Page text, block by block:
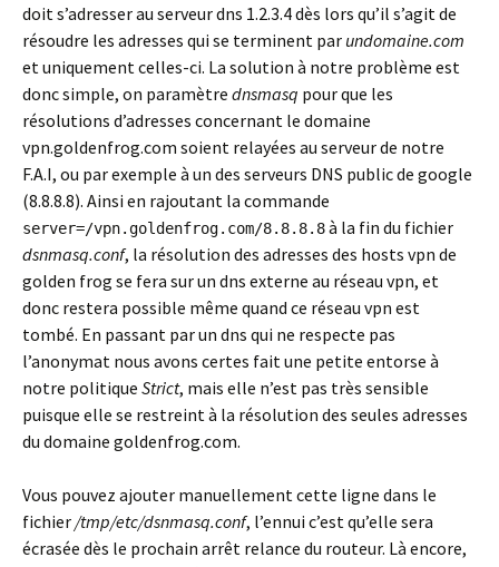
doit s’adresser au serveur dns 1.2.3.4 dès lors qu’il s’agit de
résoudre les adresses qui se terminent par undomaine.com
et uniquement celles-ci. La solution à notre problème est
donc simple, on paramètre dnsmasq pour que les
résolutions d’adresses concernant le domaine
vpn.goldenfrog.com soient relayées au serveur de notre
F.A.I, ou par exemple à un des serveurs DNS public de google
(8.8.8.8). Ainsi en rajoutant la commande
server=/vpn.goldenfrog.com/8.8.8.8à la fin du fichier
dsnmasq.conf, la résolution des adresses des hosts vpn de
golden frog se fera sur un dns externe au réseau vpn, et
donc restera possible même quand ce réseau vpn est
tombé. En passant par un dns qui ne respecte pas
l’anonymat nous avons certes fait une petite entorse à
notre politique Strict, mais elle n’est pas très sensible
puisque elle se restreint à la résolution des seules adresses
du domaine goldenfrog.com.
Vous pouvez ajouter manuellement cette ligne dans le
fichier /tmp/etc/dsnmasq.conf, l’ennui c’est qu’elle sera
écrasée dès le prochain arrêt relance du routeur. Là encore,